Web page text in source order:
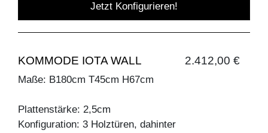
Jetzt Konfigurieren!
KOMMODE IOTA WALL 2.412,00 €
Maße: B180cm T45cm H67cm
Plattenstärke: 2,5cm
Konfiguration: 3 Holztüren, dahinter